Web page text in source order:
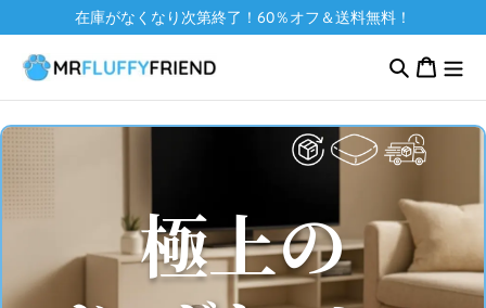
ンツに在庫がなくなり次第終了！60％オフ＆送料無料！
カ
ー
極上の